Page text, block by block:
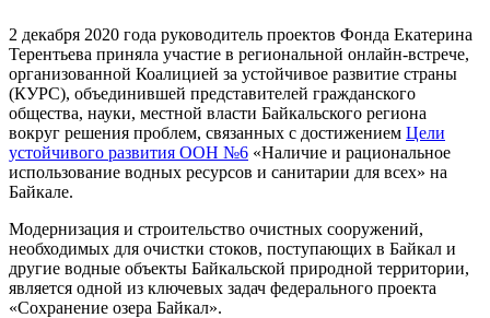
2 декабря 2020 года руководитель проектов Фонда Екатерина
Терентьева приняла участие в региональной онлайн-встрече,
организованной Коалицией за устойчивое развитие страны
(КУРС), объединившей представителей гражданского
общества, науки, местной власти Байкальского региона
вокруг решения проблем, связанных с достижением Цели
устойчивого развития ООН №6 «Наличие и рациональное
использование водных ресурсов и санитарии для всех» на
Байкале.
Модернизация и строительство очистных сооружений,
необходимых для очистки стоков, поступающих в Байкал и
другие водные объекты Байкальской природной территории,
является одной из ключевых задач федерального проекта
«Сохранение озера Байкал».